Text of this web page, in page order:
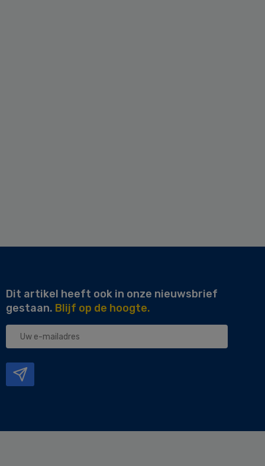
Dit artikel heeft ook in onze nieuwsbrief
gestaan. Blijf op de hoogte.
Uw